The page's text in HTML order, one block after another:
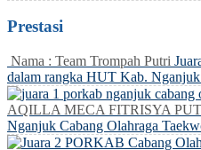
Prestasi
Nama : Team Trompah Putri
dalam rangka HUT Kab.
AQILLA MECA FITRISYA
Nganjuk Cabang Olahraga